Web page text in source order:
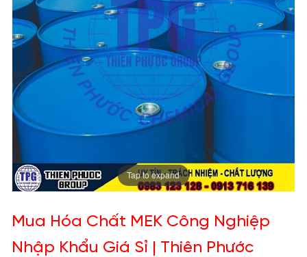
Tap to expand
Mua Hóa Chất MEK Công Nghiệp
Nhập Khẩu Giá Sỉ | Thiên Phước